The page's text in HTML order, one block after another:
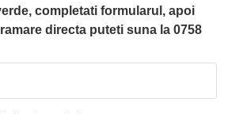
completati formularul, apoi
directa puteti suna la 0758